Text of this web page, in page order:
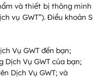
và thiết bị thông
vụ GWT”). Điều khoản
Vụ GWT đến bạn;
Dịch Vụ GWT của bạn;
Dịch Vụ GWT; và